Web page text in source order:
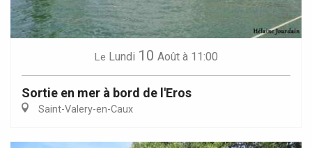
Le Lundi 10 Août à 11:00
Sortie en mer à bord de l'Eros
Saint-Valery-en-Caux